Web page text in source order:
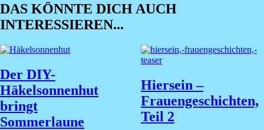
DAS KÖNNTE DICH AUCH
INTERESSIEREN...
Der DIY-
Häkelsonnenhut
bringt
Sommerlaune
Hiersein –
Frauengeschichten,
Teil 2